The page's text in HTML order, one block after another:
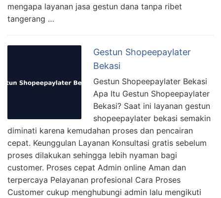
mengapa layanan jasa gestun dana tanpa ribet
tangerang …
Gestun Shopeepaylater
Bekasi
Gestun Shopeepaylater Bekasi
Apa Itu Gestun Shopeepaylater
Bekasi? Saat ini layanan gestun
shopeepaylater bekasi semakin
diminati karena kemudahan proses dan pencairan
cepat. Keunggulan Layanan Konsultasi gratis sebelum
proses dilakukan sehingga lebih nyaman bagi
customer. Proses cepat Admin online Aman dan
terpercaya Pelayanan profesional Cara Proses
Customer cukup menghubungi admin lalu mengikuti